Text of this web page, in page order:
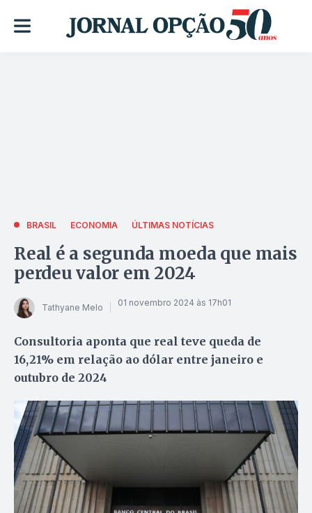
BRASIL ECONOMIA ÚLTIMAS NOTÍCIAS
Real é a segunda moeda que mais
perdeu valor em 2024
Tathyane Melo 01 novembro 2024 às 17h01
Consultoria aponta que real teve queda de
16,21% em relação ao dólar entre janeiro e
outubro de 2024